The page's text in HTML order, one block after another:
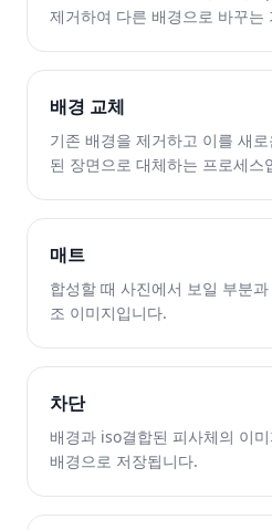
제거하여 다른 배경으로 바꾸는
배경 교체
기존 배경을 제거하고 이를 새
된 장면으로 대체하는 프로세스
매트
합성할 때 사진에서 보일 부분
조 이미지입니다.
차단
배경과 iso결합된 피사체의 이
배경으로 저장됩니다.